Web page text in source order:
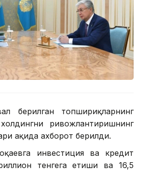
берилган топшириқларнинг
ривожлантиришнинг
ҳақида ахборот берилди.
инвестиция ва кредит
тенгега етиши ва 16,5